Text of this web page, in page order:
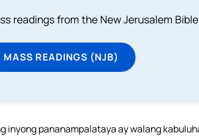
readings from the New Jerusalem
MASS READINGS (NJB)
inyong pananampalataya ay walang